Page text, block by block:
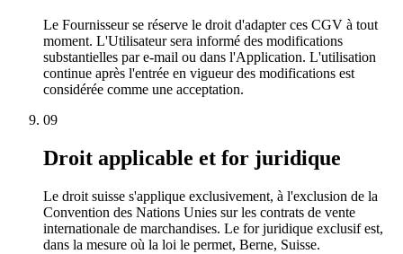
Le Fournisseur se réserve le droit d'adapter ces CGV à tout
moment. L'Utilisateur sera informé des modifications
substantielles par e-mail ou dans l'Application. L'utilisation
continue après l'entrée en vigueur des modifications est
considérée comme une acceptation.
09
Droit applicable et for juridique
Le droit suisse s'applique exclusivement, à l'exclusion de la
Convention des Nations Unies sur les contrats de vente
internationale de marchandises. Le for juridique exclusif est,
dans la mesure où la loi le permet, Berne, Suisse.